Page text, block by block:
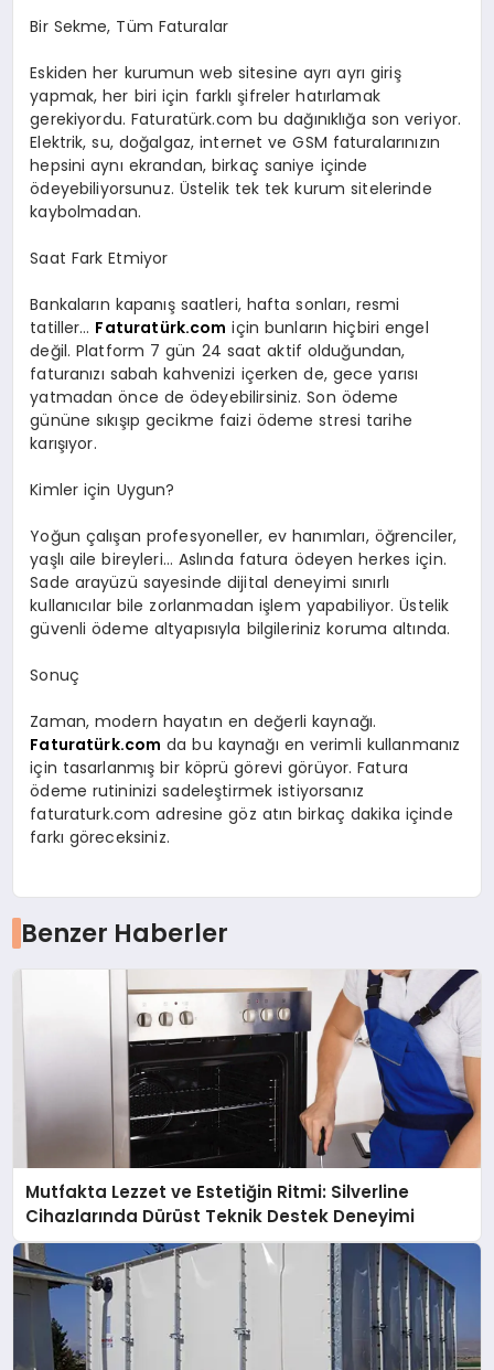
Bir Sekme, Tüm Faturalar
Eskiden her kurumun web sitesine ayrı ayrı giriş
yapmak, her biri için farklı şifreler hatırlamak
gerekiyordu. Faturatürk.com bu dağınıklığa son veriyor.
Elektrik, su, doğalgaz, internet ve GSM faturalarınızın
hepsini aynı ekrandan, birkaç saniye içinde
ödeyebiliyorsunuz. Üstelik tek tek kurum sitelerinde
kaybolmadan.
Saat Fark Etmiyor
Bankaların kapanış saatleri, hafta sonları, resmi
tatiller… Faturatürk.com için bunların hiçbiri engel
değil. Platform 7 gün 24 saat aktif olduğundan,
faturanızı sabah kahvenizi içerken de, gece yarısı
yatmadan önce de ödeyebilirsiniz. Son ödeme
gününe sıkışıp gecikme faizi ödeme stresi tarihe
karışıyor.
Kimler için Uygun?
Yoğun çalışan profesyoneller, ev hanımları, öğrenciler,
yaşlı aile bireyleri… Aslında fatura ödeyen herkes için.
Sade arayüzü sayesinde dijital deneyimi sınırlı
kullanıcılar bile zorlanmadan işlem yapabiliyor. Üstelik
güvenli ödeme altyapısıyla bilgileriniz koruma altında.
Sonuç
Zaman, modern hayatın en değerli kaynağı.
Faturatürk.com da bu kaynağı en verimli kullanmanız
için tasarlanmış bir köprü görevi görüyor. Fatura
ödeme rutininizi sadeleştirmek istiyorsanız
faturaturk.com adresine göz atın birkaç dakika içinde
farkı göreceksiniz.
Benzer Haberler
Mutfakta Lezzet ve Estetiğin Ritmi: Silverline
Cihazlarında Dürüst Teknik Destek Deneyimi